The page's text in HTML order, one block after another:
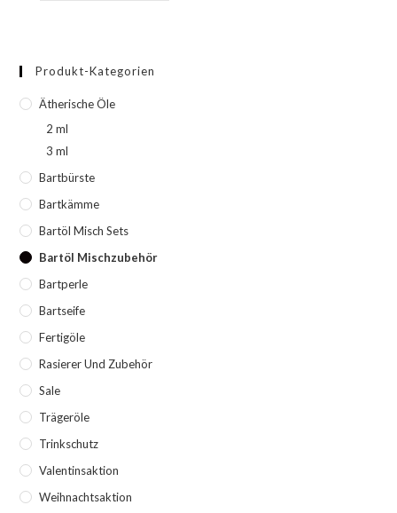
Produkt-Kategorien
Ätherische Öle
2 ml
3 ml
Bartbürste
Bartkämme
Bartöl Misch Sets
Bartöl Mischzubehör
Bartperle
Bartseife
Fertigöle
Rasierer Und Zubehör
Sale
Trägeröle
Trinkschutz
Valentinsaktion
Weihnachtsaktion